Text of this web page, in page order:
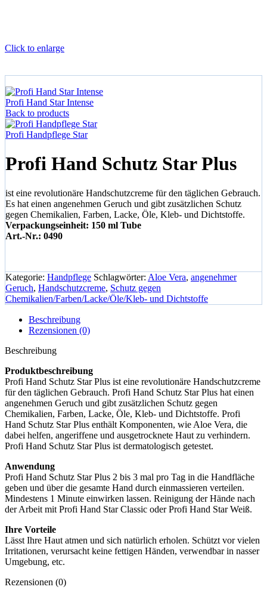
Click to enlarge
Profi Hand Star Intense
Back to products
Profi Handpflege Star
Profi Hand Schutz Star Plus
ist eine revolutionäre Handschutzcreme für den täglichen Gebrauch.
Es hat einen angenehmen Geruch und gibt zusätzlichen Schutz
gegen Chemikalien, Farben, Lacke, Öle, Kleb- und Dichtstoffe.
Verpackungseinheit: 150 ml Tube
Art.-Nr.: 0490
Kategorie: Handpflege Schlagwörter: Aloe Vera, angenehmer
Geruch, Handschutzcreme, Schutz gegen
Chemikalien/Farben/Lacke/Öle/Kleb- und Dichtstoffe
Beschreibung
Rezensionen (0)
Beschreibung
Produktbeschreibung
Profi Hand Schutz Star Plus ist eine revolutionäre Handschutzcreme
für den täglichen Gebrauch. Profi Hand Schutz Star Plus hat einen
angenehmen Geruch und gibt zusätzlichen Schutz gegen
Chemikalien, Farben, Lacke, Öle, Kleb- und Dichtstoffe. Profi
Hand Schutz Star Plus enthält Komponenten, wie Aloe Vera, die
dabei helfen, angeriffene und ausgetrocknete Haut zu verhindern.
Profi Hand Schutz Star Plus ist dermatologisch getestet.
Anwendung
Profi Hand Schutz Star Plus 2 bis 3 mal pro Tag in die Handfläche
geben und über die gesamte Hand durch einmassieren verteilen.
Mindestens 1 Minute einwirken lassen. Reinigung der Hände nach
der Arbeit mit Profi Hand Star Classic oder Profi Hand Star Weiß.
Ihre Vorteile
Lässt Ihre Haut atmen und sich natürlich erholen. Schützt vor vielen
Irritationen, verursacht keine fettigen Händen, verwendbar in nasser
Umgebung, etc.
Rezensionen (0)